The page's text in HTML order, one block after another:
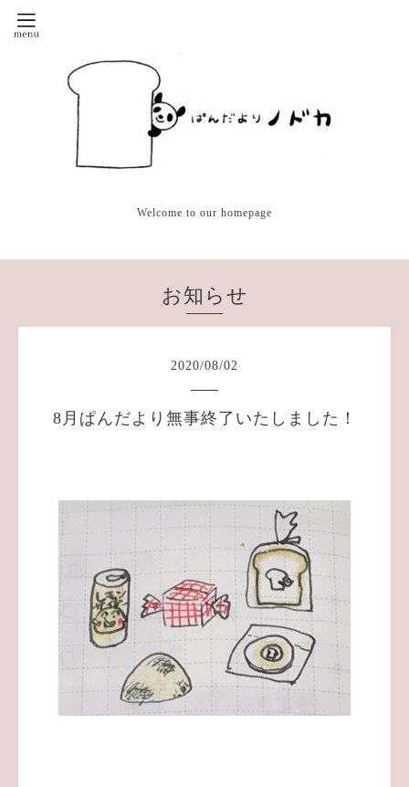
Welcome to our homepage
お知らせ
2020/08/02
8月ぱんだより無事終了いたしました！